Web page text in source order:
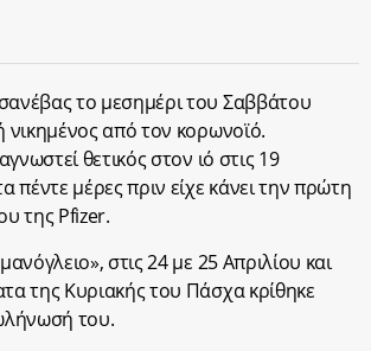
το μεσημέρι του Σαββάτου
από τον κορωνοϊό.
θετικός στον ιό στις 19
πέντε μέρες πριν είχε κάνει την πρώτη
της Pfizer.
στις 24 με 25 Απριλίου και
της Κυριακής του Πάσχα κρίθηκε
του.